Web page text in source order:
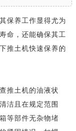
保养工作显得尤为
命，还能确保其工
推土机快速保养的
推土机的油液状
洁且在规定范围
等部件无杂物堵